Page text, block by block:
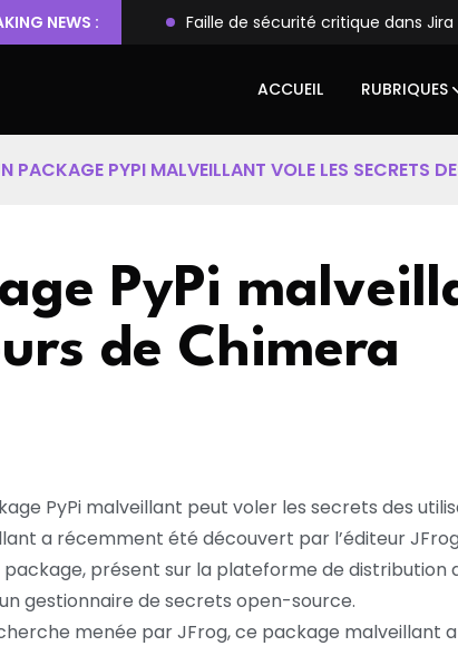
NEWS :
et l’accès root Faille de sécurité critique dans
ACCUEIL RUBRIQUES
PACKAGE PYPI MALVEILLANT VOLE LES SECRETS
PyPi
de Chimera
PyPi malveillant peut voler les secrets des
a récemment été découvert par l’éditeur
package, présent sur la plateforme de distribution
gestionnaire de secrets open-source.
menée par JFrog, ce package